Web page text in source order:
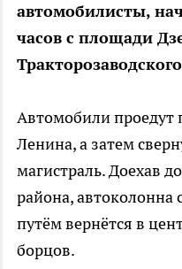
автомобилисты,
часов с площади
Автомобили проедут
Ленина, а затем
магистраль. Доехав
района, автоколонна
путём вернётся в
борцов.